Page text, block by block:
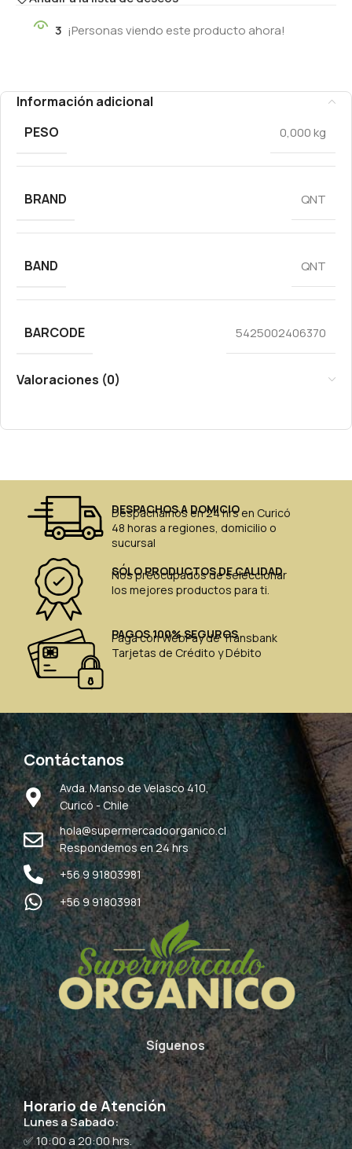
3 ¡Personas viendo este producto ahora!
Información adicional
PESO
0,000 kg
BRAND QNT
BAND QNT
BARCODE 5425002406370
Valoraciones (0)
DESPACHOS A DOMICIO
Despachamos en 24 hrs en Curicó
48 horas a regiones, domicilio o
sucursal
SÓLO PRODUCTOS DE CALIDAD
Nos preocupados de seleccionar
los mejores productos para ti.
PAGOS 100% SEGUROS
Paga con WebPay de Transbank
Tarjetas de Crédito y Débito
Contáctanos
Avda. Manso de Velasco 410,
Curicó - Chile
hola@supermercadoorganico.cl
Respondemos en 24 hrs
+56 9 91803981
+56 9 91803981
Síguenos
Horario de Atención
Lunes a Sabado:
✅ 10:00 a 20:00 hrs.